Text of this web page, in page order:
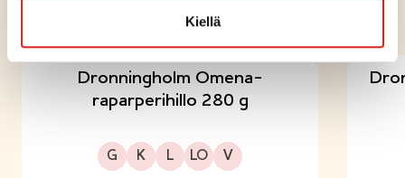
Kiellä
KOKEILE MYÖS NÄITÄ
Dronningholm Omena-
raparperihillo 280 g
G
Gluteeniton K
Kuitupitoinen L
Laktoositon LO
Sopii lakto-ovo ruokavalioon V
Sopii vegaaniseen ruokavalioon